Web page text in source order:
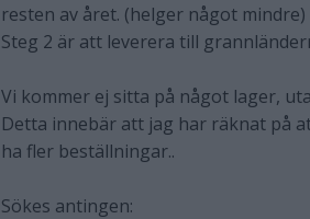
resten av året. (helger något mindre)
Steg 2 är att leverera till
Vi kommer ej sitta på något lager,
Detta innebär att jag har räknat på
ha fler beställningar..
Sökes antingen: